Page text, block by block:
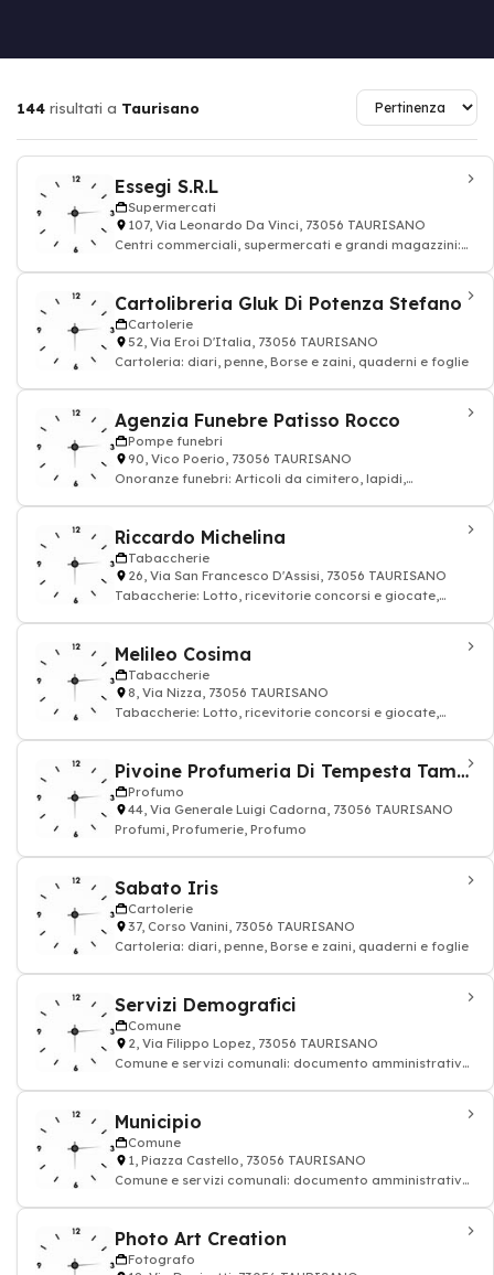
144 risultati a Taurisano
Essegi S.R.L
Supermercati
107, Via Leonardo Da Vinci, 73056 TAURISANO
Centri commerciali, supermercati e grandi magazzini:
Cartolibreria Gluk Di Potenza Stefano
Cartolerie
52, Via Eroi D'Italia, 73056 TAURISANO
Cartoleria: diari, penne, Borse e zaini, quaderni e foglie
Agenzia Funebre Patisso Rocco
Pompe funebri
90, Vico Poerio, 73056 TAURISANO
Onoranze funebri: Articoli da cimitero, lapidi,
Riccardo Michelina
Tabaccherie
26, Via San Francesco D'Assisi, 73056 TAURISANO
Tabaccherie: Lotto, ricevitorie concorsi e giocate,
Melileo Cosima
Tabaccherie
8, Via Nizza, 73056 TAURISANO
Tabaccherie: Lotto, ricevitorie concorsi e giocate,
Pivoine Profumeria Di Tempesta Tamara
Profumo
44, Via Generale Luigi Cadorna, 73056 TAURISANO
Profumi, Profumerie, Profumo
Sabato Iris
Cartolerie
37, Corso Vanini, 73056 TAURISANO
Cartoleria: diari, penne, Borse e zaini, quaderni e foglie
Servizi Demografici
Comune
2, Via Filippo Lopez, 73056 TAURISANO
Comune e servizi comunali: documento amministrativo
Municipio
Comune
1, Piazza Castello, 73056 TAURISANO
Comune e servizi comunali: documento amministrativo
Photo Art Creation
Fotografo